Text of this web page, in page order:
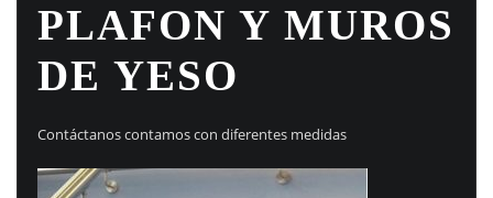
PLAFON Y MUROS
DE YESO
Contáctanos contamos con diferentes medidas